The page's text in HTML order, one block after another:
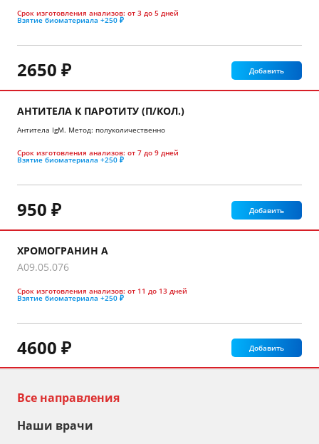
Срок изготовления анализов: от 3 до 5 дней
Взятие биоматериала +250 ₽
2650 ₽ Добавить
АНТИТЕЛА К ПАРОТИТУ (П/КОЛ.)
Антитела IgМ. Метод: полуколичественно
Срок изготовления анализов: от 7 до 9 дней
Взятие биоматериала +250 ₽
950 ₽ Добавить
ХРОМОГРАНИН А
A09.05.076
Срок изготовления анализов: от 11 до 13 дней
Взятие биоматериала +250 ₽
4600 ₽ Добавить
Все направления
Наши врачи